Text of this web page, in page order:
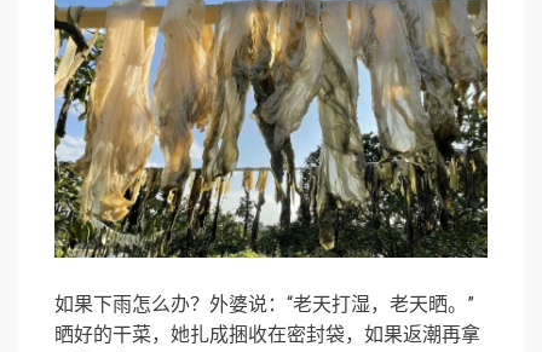
如果下雨怎么办？外婆说：“老天打湿，老天晒。”
晒好的干菜，她扎成捆收在密封袋，如果返潮再拿